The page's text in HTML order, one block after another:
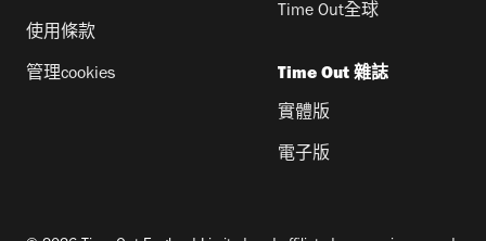
使用條款
管理cookies
Time Out全球
Time Out 雜誌
實體版
電子版